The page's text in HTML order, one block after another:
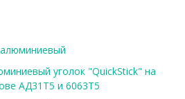
уголок "QuickStick" на
АД31Т5 и 6063Т5